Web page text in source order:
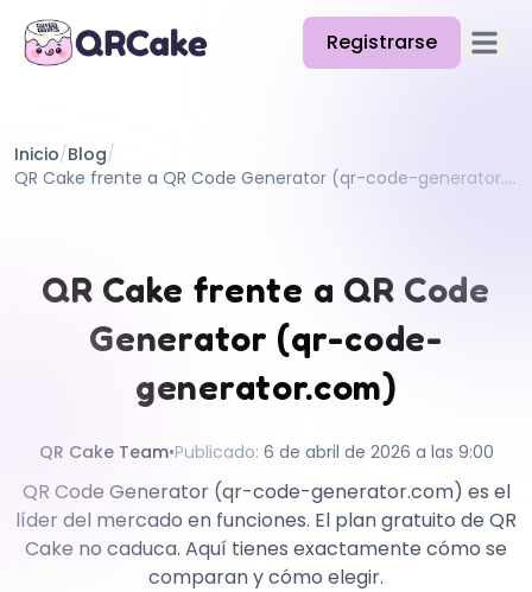
Registrarse Abrir
Precios
Docs
Ayuda
Inicio/Blog/
QR Cake frente a QR Code Generator (qr-code-generator.com)
QR Cake frente a QR Code
Generator (qr-code-
generator.com)
QR Cake Team•Publicado: 6 de abril de 2026 a las 9:00
QR Code Generator (qr-code-generator.com) es el
líder del mercado en funciones. El plan gratuito de QR
Cake no caduca. Aquí tienes exactamente cómo se
comparan y cómo elegir.